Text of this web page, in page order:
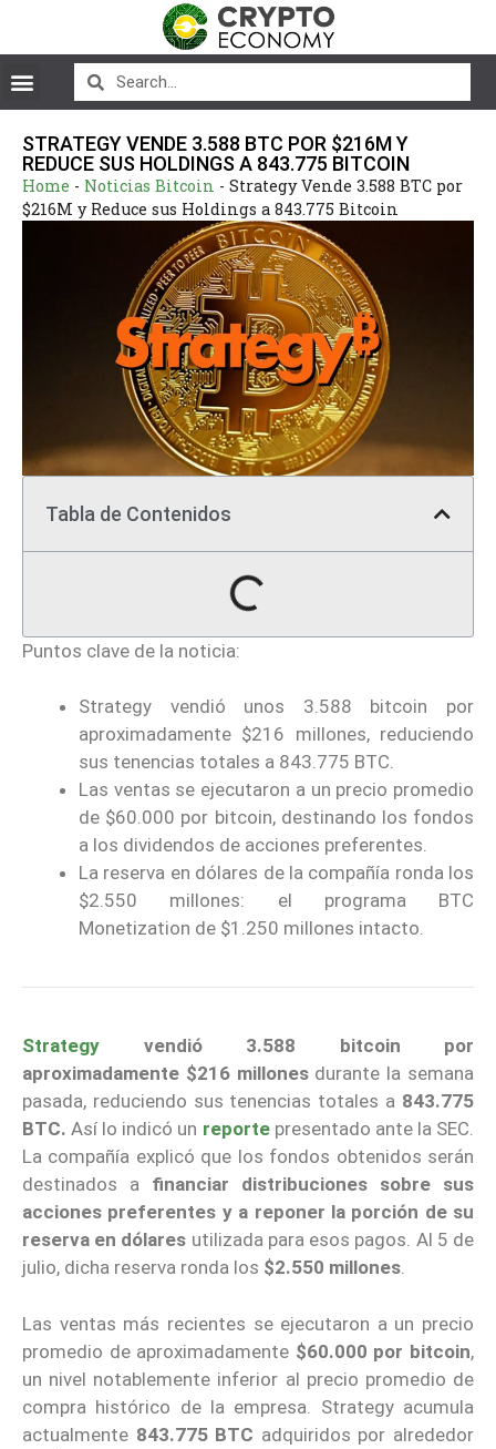
STRATEGY VENDE 3.588 BTC POR $216M Y
REDUCE SUS HOLDINGS A 843.775 BITCOIN
Home - Noticias Bitcoin - Strategy Vende 3.588 BTC por
$216M y Reduce sus Holdings a 843.775 Bitcoin
Tabla de Contenidos
Puntos clave de la noticia:
Strategy vendió unos 3.588 bitcoin por
aproximadamente $216 millones, reduciendo
sus tenencias totales a 843.775 BTC.
Las ventas se ejecutaron a un precio promedio
de $60.000 por bitcoin, destinando los fondos
a los dividendos de acciones preferentes.
La reserva en dólares de la compañía ronda los
$2.550 millones: el programa BTC
Monetization de $1.250 millones intacto.
Strategy
vendió 3.588 bitcoin por
aproximadamente $216 millonesdurante la semana
pasada, reduciendo sus tenencias totales a 843.775
BTC. Así lo indicó un reporte presentado ante la SEC.
La compañía explicó que los fondos obtenidos serán
destinados a financiar distribuciones sobre sus
acciones preferentes y a reponer la porción de su
reserva en dólares utilizada para esos pagos. Al 5 de
julio, dicha reserva ronda los $2.550 millones.
Las ventas más recientes se ejecutaron a un precio
promedio de aproximadamente $60.000 por bitcoin,
un nivel notablemente inferior al precio promedio de
compra histórico de la empresa. Strategy acumula
actualmente 843.775 BTC adquiridos por alrededor